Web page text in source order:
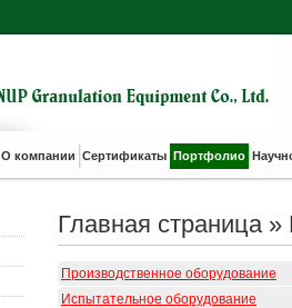
О компании Сертификаты Портфолио
Главная страница»
Производственное оборудование
Испытательное оборудование